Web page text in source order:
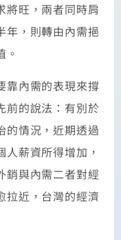
將旺，兩者同時肩
年，則轉由內需挹
。
內需的表現來撐
前的說法：有別於
的情況，近期透過
薪資所得增加，
銷與內需二者對經
拉近，台灣的經濟